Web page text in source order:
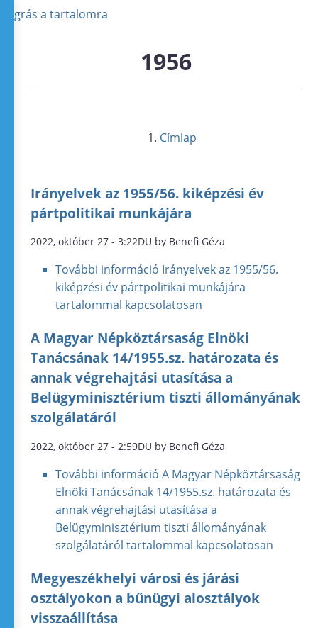
Ugrás a tartalomra
1956
Címlap
Irányelvek az 1955/56. kiképzési év
pártpolitikai munkájára
2022, október 27 - 3:22DU by Benefi Géza
További információ Irányelvek az 1955/56.
kiképzési év pártpolitikai munkájára
tartalommal kapcsolatosan
A Magyar Népköztársaság Elnöki
Tanácsának 14/1955.sz. határozata és
annak végrehajtási utasítása a
Belügyminisztérium tiszti állományának
szolgálatáról
2022, október 27 - 2:59DU by Benefi Géza
További információ A Magyar Népköztársaság
Elnöki Tanácsának 14/1955.sz. határozata és
annak végrehajtási utasítása a
Belügyminisztérium tiszti állományának
szolgálatáról tartalommal kapcsolatosan
Megyeszékhelyi városi és járási
osztályokon a bűnügyi alosztályok
visszaállítása